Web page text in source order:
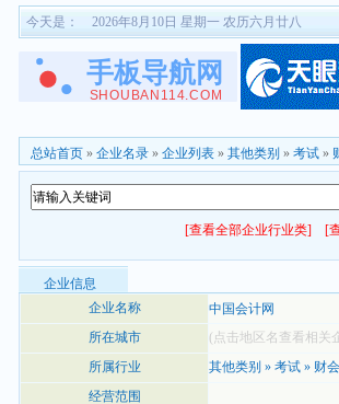
今天是： 2026年8月10日 星期一 农历六月廿八
总站首页 » 企业名录 » 企业列表 » 其他类别 » 考试 »
[查看全部企业行业类] [
企业信息
企业名称
中国会计网
所在城市
(点击地区名查看相关
所属行业
其他类别 » 考试 » 财
经营范围